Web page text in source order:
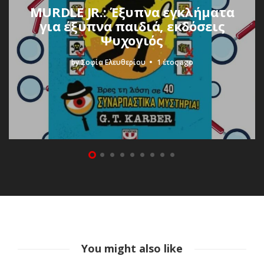
MURDLE JR.: Έξυπνα εγκλήματα
για έξυπνα παιδιά, εκδόσεις
Ψυχογιός
byΣοφία Ελευθερίου 1 έτος ago
You might also like